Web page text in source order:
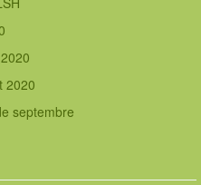
2020
septembre